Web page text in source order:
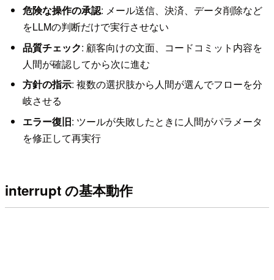
危険な操作の承認: メール送信、決済、データ削除など
をLLMの判断だけで実行させない
品質チェック: 顧客向けの文面、コードコミット内容を
人間が確認してから次に進む
方針の指示: 複数の選択肢から人間が選んでフローを分
岐させる
エラー復旧: ツールが失敗したときに人間がパラメータ
を修正して再実行
interrupt の基本動作